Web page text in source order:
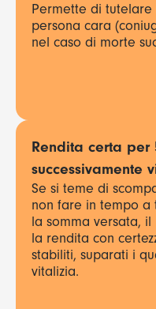
Permette di
persona cara
nel caso di morte
Rendita certa per
successivamente
Se si teme di
non fare in tempo a
la somma versata,
la rendita con
stabiliti, suparati i
vitalizia.